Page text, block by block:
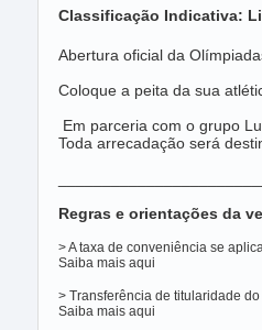
Classificação Indicativa:
Abertura oficial da
Coloque a peita da sua
Em parceria com o grupo
Toda arrecadação será
Regras e orientações da
> A taxa de conveniência se
Saiba mais aqui
> Transferência de titularidade
Saiba mais aqui